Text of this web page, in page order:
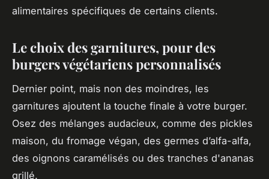
alimentaires spécifiques de certains clients.
Le choix des garnitures, pour des
burgers végétariens personnalisés
Dernier point, mais non des moindres, les
garnitures ajoutent la touche finale à votre burger.
Osez des mélanges audacieux, comme des pickles
maison, du fromage végan, des germes d’alfa-alfa,
des oignons caramélisés ou des tranches d'ananas
grillé.